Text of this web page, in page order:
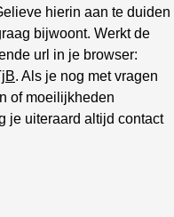
hierin aan te duiden
bijwoont. Werkt de
url in je browser:
. Als je nog met vragen
of moeilijkheden
je uiteraard altijd contact